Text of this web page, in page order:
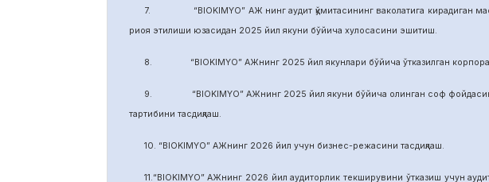
7. “BIOKIMYO” АЖ нинг аудит қўмитасининг ваколатига кирадиган
риоя этилиши юзасидан 2025 йил якуни бўйича хулосасини эшитиш.
8. “BIOKIMYO” АЖнинг 2025 йил якунлари бўйича ўтказилган
9. “BIOKIMYO” АЖнинг 2025 йил якуни бўйича олинган соф фойдасини
тартибини тасдиқлаш.
10. “BIOKIMYO” АЖнинг 2026 йил учун бизнес-режасини тасдиқлаш.
11.“BIOKIMYO” АЖнинг 2026 йил аудиторлик текширувини ўтказиш учун